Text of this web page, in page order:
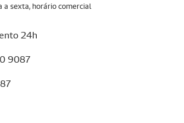
a sexta, horário comercial
24h
9087